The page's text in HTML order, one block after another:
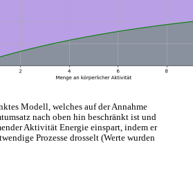
Modell, welches auf der Annahme
nach oben hin beschränkt ist und
Aktivität Energie einspart, indem er
Prozesse drosselt (Werte wurden